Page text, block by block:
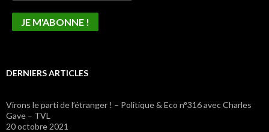
DERNIERS ARTICLES
Virons le parti de l’étranger ! – Politique & Eco n°316 avec Charles
Gave – TVL
20 octobre 2021